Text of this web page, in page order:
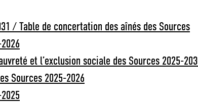
/ Table de concertation des aînés des Sources
et l’exclusion sociale des Sources 2025-
Sources 2025-2026